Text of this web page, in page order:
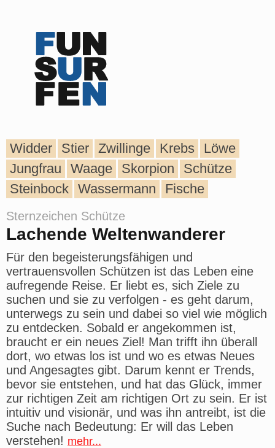
Widder Stier Zwillinge Krebs
Löwe
Jungfrau
Waage Skorpion
Schütze
Steinbock Wassermann Fische
Sternzeichen Schütze
Lachende Weltenwanderer
Für den begeisterungsfähigen und
vertrauensvollen Schützen ist das Leben eine
aufregende Reise. Er liebt es, sich Ziele zu
suchen und sie zu verfolgen - es geht darum,
unterwegs zu sein und dabei so viel wie möglich
zu entdecken. Sobald er angekommen ist,
braucht er ein neues Ziel! Man trifft ihn überall
dort, wo etwas los ist und wo es etwas Neues
und Angesagtes gibt. Darum kennt er Trends,
bevor sie entstehen, und hat das Glück, immer
zur richtigen Zeit am richtigen Ort zu sein. Er ist
intuitiv und visionär, und was ihn antreibt, ist die
Suche nach Bedeutung: Er will das Leben
verstehen! mehr...